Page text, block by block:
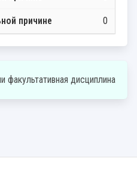
0
факультативная дисциплина